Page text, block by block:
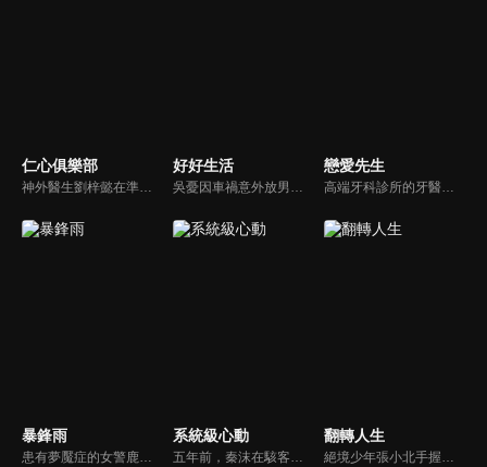
仁心俱樂部
神外醫生劉梓懿在準備結婚之際，發現男友因「特殊原因」被送到自己工作的醫院，備受打擊卻要體面的結束這段關係；心外醫生秦文彬工作上一帆風順，婚姻卻亮起紅燈，不知何去何從。兩人都有各自生活的一地雞毛，但在手術臺上又是互相支持的戰友，不斷成長，在雞飛狗跳的醫院生活裡，找到治癒自己的辦法…
好好生活
吳憂因車禍意外放男友鴿子慘遭分手，而同樣在這場車禍中喪命的是雅曼生物科技總裁何西亞的未婚妻陸芸。吳憂分手後寄情於工作，投入新職場認識了陸芸的妹妹陸蔓，成為了閨蜜。在公事上與何西亞有了合作，不打不相識的這對歡喜冤家，好不容易發展成為戀人, 此時發現陸芸在他們之間串連起來的緣分…
戀愛先生
高端牙科診所的牙醫程皓（靳東）業餘時間經常幫別人出謀劃策追女孩，追女孩有無數種方法的他卻還沒有戀愛過。個性直辣的羅玥（江疏影）在比利時的酒店與程皓有個不美麗的誤會，一連串的誤會使兩人冤家路窄老碰在一塊兒，也開始了一段啼笑皆非的過程 ...
暴鋒雨
患有夢魘症的女警鹿一多年來堅持暗中追查父親重傷昏迷的真相，意外結識了高冷女警林深，二人攜手破獲一系列離奇命案，情誼日漸深厚的同時，鹿一發現林深似與父親舊案有著千絲萬縷的關聯...
系統級心動
五年前，秦沫在駭客挑戰賽中與蕭氏集團技術負責人蕭南禹交鋒，二人陰差陽錯下秦沫懷了龍鳳胎。五年後，蕭氏內部權力鬥爭升級，唯一知道孩子身世的蕭老爺子，因自己時日無多與秦沫攤牌，要求她證明撫養能力。之後秦沫化名加入蕭氏，與蕭南禹再次相遇。二人從試探到欣賞，情感漸生。
翻轉人生
絕境少年張小北手握命運之匙，與頂級富二代盛元州互換人生！逆襲暴富護家人、揪出害姐姐的真凶，兩少年雙向救贖治癒彼此，限時30天抉擇中充滿人性考驗，最終二人聯手揭秘豪門陰謀，向幕後黑手硬核復仇！